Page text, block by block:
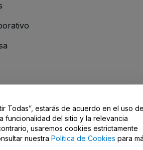
/ Contacto
Todas”, estarás de acuerdo en el uso
funcionalidad del sitio y la relevancia
usaremos cookies estrictamente
nuestra Política de Cookies para